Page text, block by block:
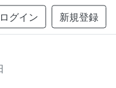
ログイン 新規登録